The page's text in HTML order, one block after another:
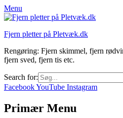
Menu
Fjern pletter på Pletvæk.dk
Rengøring: Fjern skimmel, fjern
fjern sved, fjern tis etc.
Search for:
FacebookYouTube Instagram
Primær Menu